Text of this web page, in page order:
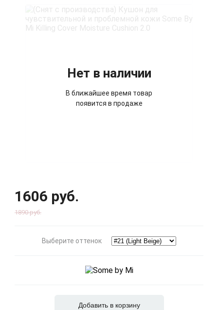
Нет в наличии
В ближайшее время товар
появится в продаже
1606 руб.
1890 руб.
Выберите оттенок
Добавить в корзину